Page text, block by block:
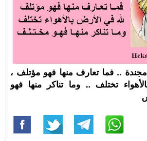
مجندة .. فما تعارف منها فهو مؤتلف ،
تختلف .. وما تناكر منها فهو